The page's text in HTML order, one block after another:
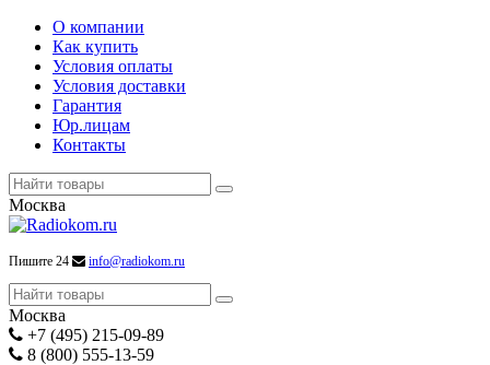
О компании
Как купить
Условия оплаты
Условия доставки
Гарантия
Юр.лицам
Контакты
Москва
Пишите 24 info@radiokom.ru
Москва
+7 (495) 215-09-89
8 (800) 555-13-59